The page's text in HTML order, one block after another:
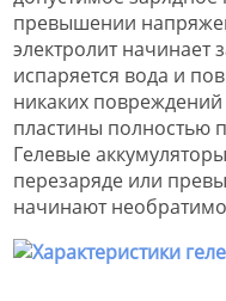
превышении
электролит начинает
испаряется вода и
никаких повреждений
пластины полностью
Гелевые
перезаряде или
начинают необратимо